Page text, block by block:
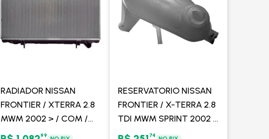
RADIADOR NISSAN
FRONTIER / XTERRA 2.8
MWM 2002 > / COM /
SEM AR - PROCOOLER
99
RESERVATORIO NISSAN
FRONTIER / X-TERRA 2.8
TDI MWM SPRINT 2002 >
MANUAL COM AR -
74